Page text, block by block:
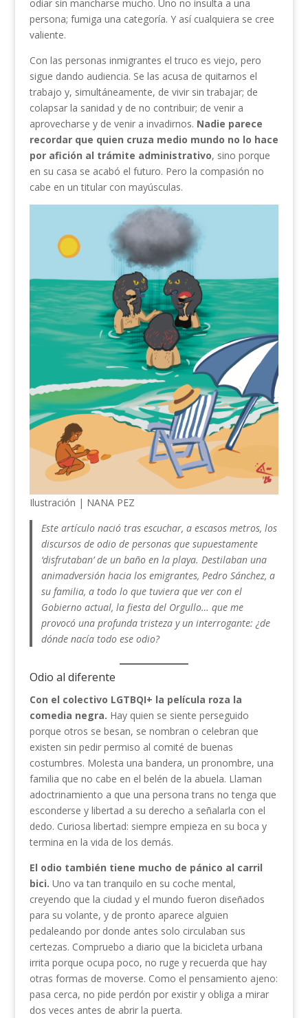
odiar sin mancharse mucho. Uno no insulta a una
persona; fumiga una categoría. Y así cualquiera se cree
valiente.
Con las personas inmigrantes el truco es viejo, pero
sigue dando audiencia. Se las acusa de quitarnos el
trabajo y, simultáneamente, de vivir sin trabajar; de
colapsar la sanidad y de no contribuir; de venir a
aprovecharse y de venir a invadirnos. Nadie parece
recordar que quien cruza medio mundo no lo hace
por afición al trámite administrativo, sino porque
en su casa se acabó el futuro. Pero la compasión no
cabe en un titular con mayúsculas.
Ilustración | NANA PEZ
Este artículo nació tras escuchar, a escasos metros, los
discursos de odio de personas que supuestamente
‘disfrutaban’ de un baño en la playa. Destilaban una
animadversión hacia los emigrantes, Pedro Sánchez, a
su familia, a todo lo que tuviera que ver con el
Gobierno actual, la fiesta del Orgullo… que me
provocó una profunda tristeza y un interrogante: ¿de
dónde nacía todo ese odio?
Odio al diferente
Con el colectivo LGTBQI+ la película roza la
comedia negra. Hay quien se siente perseguido
porque otros se besan, se nombran o celebran que
existen sin pedir permiso al comité de buenas
costumbres. Molesta una bandera, un pronombre, una
familia que no cabe en el belén de la abuela. Llaman
adoctrinamiento a que una persona trans no tenga que
esconderse y libertad a su derecho a señalarla con el
dedo. Curiosa libertad: siempre empieza en su boca y
termina en la vida de los demás.
El odio también tiene mucho de pánico al carril
bici. Uno va tan tranquilo en su coche mental,
creyendo que la ciudad y el mundo fueron diseñados
para su volante, y de pronto aparece alguien
pedaleando por donde antes solo circulaban sus
certezas. Compruebo a diario que la bicicleta urbana
irrita porque ocupa poco, no ruge y recuerda que hay
otras formas de moverse. Como el pensamiento ajeno:
pasa cerca, no pide perdón por existir y obliga a mirar
dos veces antes de abrir la puerta.